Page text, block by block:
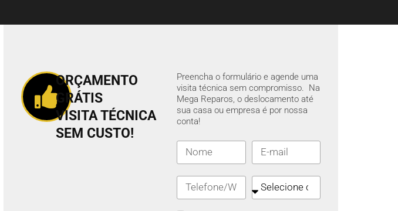
ORÇAMENTO
GRÁTIS
VISITA TÉCNICA
SEM CUSTO!
Preencha o formulário e agende uma
visita técnica sem compromisso. Na
Mega Reparos, o deslocamento até
sua casa ou empresa é por nossa
conta!